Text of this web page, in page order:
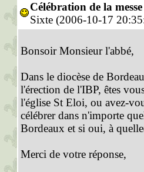
Célébration de la messe
Sixte (2006-10-17
Bonsoir Monsieur l'abbé,
Dans le diocèse de
l'érection de l'IBP, êtes
l'église St Eloi, ou avez-
célébrer dans n'importe
Bordeaux et si oui, à
Merci de votre réponse,